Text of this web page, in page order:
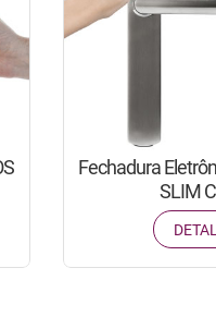
Fechadura
SLIM